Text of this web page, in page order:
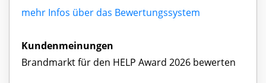
mehr Infos über das Bewertungssystem
Kundenmeinungen
Brandmarkt für den HELP Award 2026 bewerten